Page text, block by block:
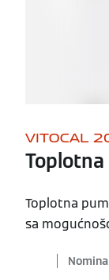
VITOCAL
Toplotna
sa